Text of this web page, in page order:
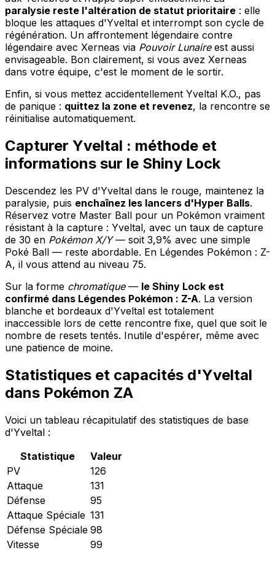
paralysie reste l'altération de statut prioritaire : elle
bloque les attaques d'Yveltal et interrompt son cycle de
régénération. Un affrontement légendaire contre
légendaire avec Xerneas via Pouvoir Lunaireest aussi
envisageable. Bon clairement, si vous avez Xerneas
dans votre équipe, c'est le moment de le sortir.
Enfin, si vous mettez accidentellement Yveltal K.O., pas
de panique : quittez la zone et revenez, la rencontre se
réinitialise automatiquement.
Capturer Yveltal : méthode et
informations sur le Shiny Lock
Descendez les PV d'Yveltal dans le rouge, maintenez la
paralysie, puis enchaînez les lancers d'Hyper Balls.
Réservez votre Master Ball pour un Pokémon vraiment
résistant à la capture : Yveltal, avec un taux de capture
de 30 en Pokémon X/Y— soit 3,9% avec une simple
Poké Ball — reste abordable. En Légendes Pokémon : Z-
A, il vous attend au niveau 75.
Sur la forme chromatique— le Shiny Lock est
confirmé dans Légendes Pokémon : Z-A. La version
blanche et bordeaux d'Yveltal est totalement
inaccessible lors de cette rencontre fixe, quel que soit le
nombre de resets tentés. Inutile d'espérer, même avec
une patience de moine.
Statistiques et capacités d'Yveltal
dans Pokémon ZA
Voici un tableau récapitulatif des statistiques de base
d'Yveltal :
Statistique
Valeur
PV
126
Attaque
131
Défense
95
Attaque Spéciale 131
Défense Spéciale 98
Vitesse
99